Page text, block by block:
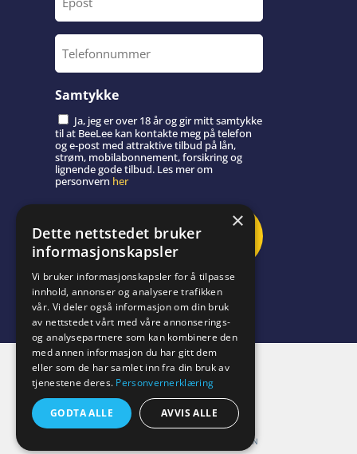
Samtykke
Ja, jeg er over 18 år og gir mitt samtykke
til at BeeLee kan kontakte meg på telefon
og e-post med attraktive tilbud på lån,
strøm, mobilabonnement, forsikring og
lignende gode tilbud. Les mer om
personvern her
Data levert av:
×
Dette nettstedet bruker
informasjonskapsler
Vi bruker informasjonskapsler for å tilpasse
innhold, annonser og analysere trafikken
vår. Vi deler også informasjon om din bruk
av nettstedet vårt med våre annonserings-
og analysepartnere som kan kombinere den
med annen informasjon du har gitt dem
eller som de har samlet inn fra din bruk av
tjenestene deres. Personvernerklæring
GODTA ALLE AVVIS ALLE